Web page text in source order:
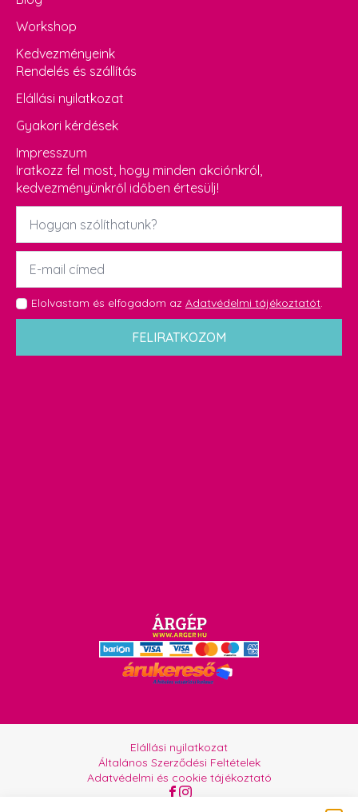
Workshop
Kedvezményeink
Rendelés és szállítás
Elállási nyilatkozat
Gyakori kérdések
Impresszum
Iratkozz fel most, hogy minden akciónkról,
kedvezményünkről időben értesülj!
Név
Email
GDPR
*
Elolvastam és elfogadom az Adatvédelmi tájékoztatót.
FELIRATKOZOM
Elállási nyilatkozat
Általános Szerződési Feltételek
Adatvédelmi és cookie tájékoztató